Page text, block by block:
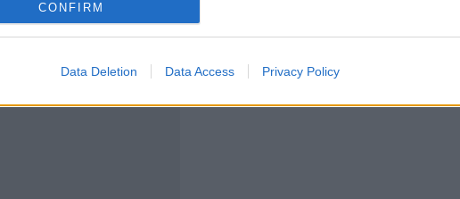
CONFIRM
Data Deletion Data Access Privacy Policy